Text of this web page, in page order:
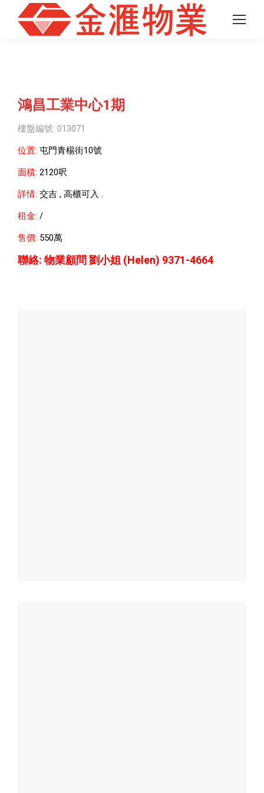
鴻昌工業中心1期
樓盤編號: 013071
位置: 屯門青楊街10號
面積: 2120呎
詳情: 交吉 , 高櫃可入 .
租金: /
售價: 550萬
聯絡: 物業顧問 劉小姐 (Helen) 9371-4664